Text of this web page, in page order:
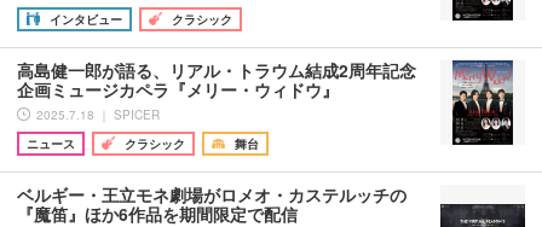
インタビュー
クラシック
高島健一郎が語る、リアル・トラウム結成2周年記念
企画ミュージカペラ『メリー・ウィドウ』
2025.7.18 ｜ SPICER
ニュース
クラシック 舞台
ベルギー・王立モネ劇場がロメオ・カステルッチの
『魔笛』ほか6作品を期間限定で配信